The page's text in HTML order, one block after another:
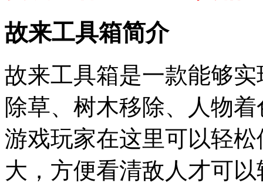
故来工具箱简介
故来工具箱是一款能够
除草、树木移除、人物
游戏玩家在这里可以轻
大，方便看清敌人才可